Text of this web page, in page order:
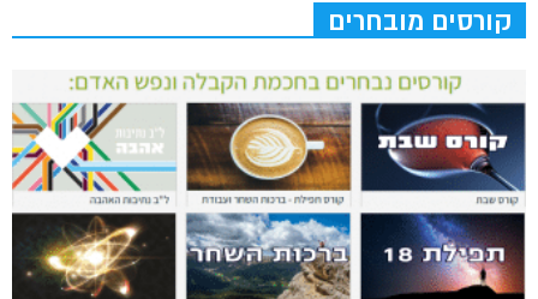
קורסים מובחרים